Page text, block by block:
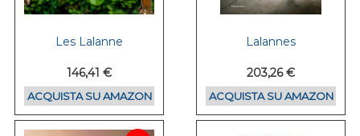
Les Lalanne
146,41 €
ACQUISTA SU AMAZON
Lalannes
203,26 €
ACQUISTA SU AMAZON